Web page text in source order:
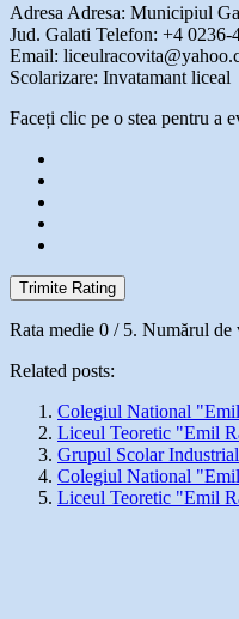
Adresa Adresa: Municipiul
Jud. Galati Telefon: +4
Email:
Scolarizare: Invatamant liceal
Faceți clic pe o stea pentru a
Trimite Rating
Rata medie 0 / 5. Numărul de
Related posts:
Colegiul National
Liceul Teoretic "Emil
Grupul Scolar
Colegiul National
Liceul Teoretic "Emil